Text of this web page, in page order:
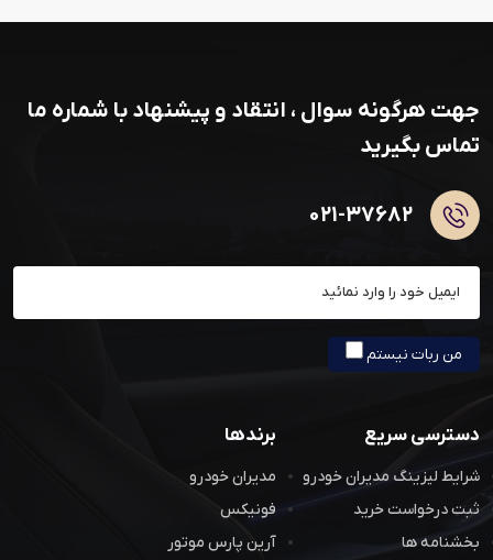
جهت هرگونه سوال ، انتقاد و پیشنهاد با شماره ما
تماس بگیرید
۰۲۱-۳۷۶۸۲
من ربات نیستم
دسترسی سریع
شرایط لیزینگ مدیران خودرو
ثبت درخواست خرید
بخشنامه ها
برندها
مدیران خودرو
فونیکس
آرین پارس موتور